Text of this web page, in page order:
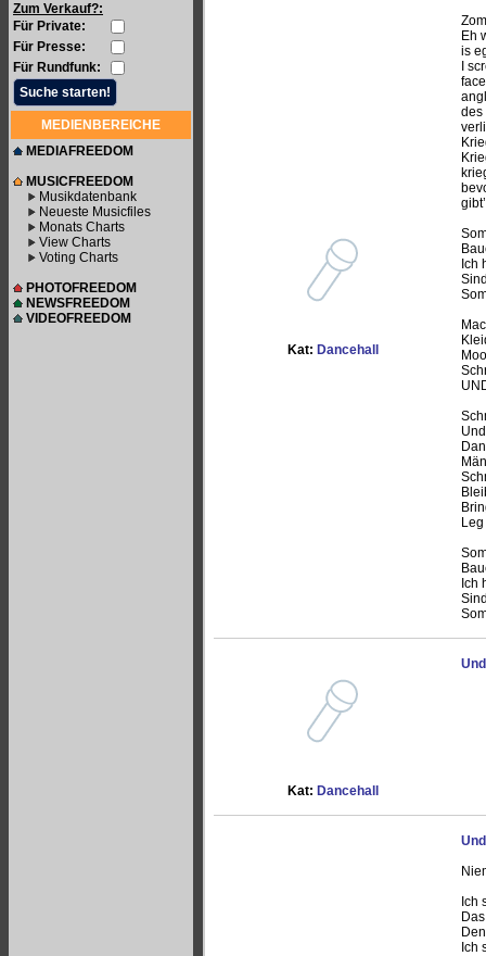
Zum Verkauf?:
Für Private:
Für Presse:
Für Rundfunk:
MEDIENBEREICHE
MEDIAFREEDOM
MUSICFREEDOM
Musikdatenbank
Neueste Musicfiles
Monats Charts
View Charts
Voting Charts
PHOTOFREEDOM
NEWSFREEDOM
VIDEOFREEDOM
Kat: Dancehall
Eh
is
I
des
Ich
Ich
Kat: Dancehall
Ich
Ich